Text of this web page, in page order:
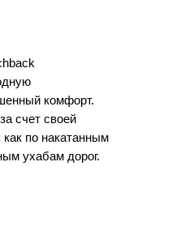
комфорт.
счет своей
как по накатанным
ухабам дорог.